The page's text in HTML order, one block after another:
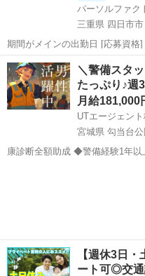
パーソルファク
三重県 四日市市
期間がメインの出勤日 [応募資格]
理・安全管理…
三重 四日市市 工場
＼警備スタ
たっぷり♪週
月給181,000
UTエージェン
宮城県 勾当台公
康診断全額助成 ◆警備経験1
【週休3日
ート可◎交